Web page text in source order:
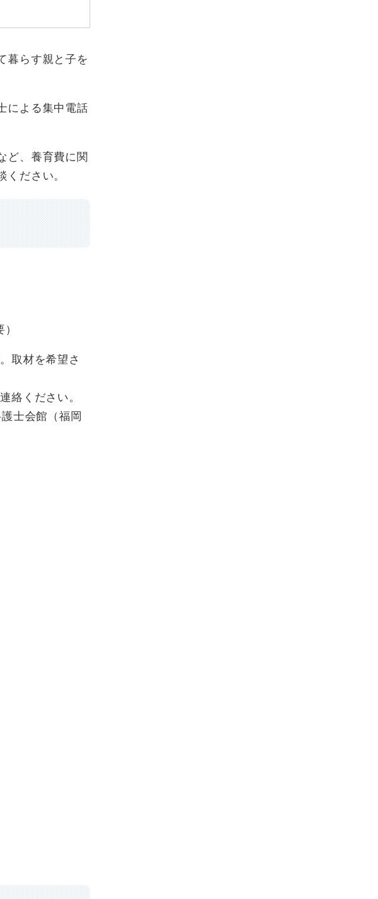
暮らす親と子を
による集中電話
ど、養育費に関
ださい。
材を希望さ
ださい。
館（福岡